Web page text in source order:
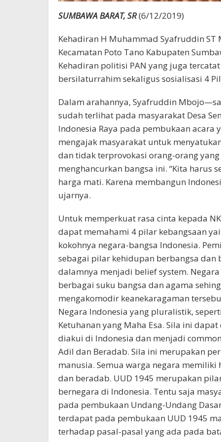
SUMBAWA BARAT, SR(6/12/2019)
Kehadiran H Muhammad Syafruddin ST
Kecamatan Poto Tano Kabupaten
Kehadiran politisi PAN yang juga
bersilaturrahim sekaligus sosialisasi 4
Dalam arahannya, Syafruddin
sudah terlihat pada masyarakat Desa
Indonesia Raya pada pembukaan acara
mengajak masyarakat untuk
dan tidak terprovokasi orang-orang
menghancurkan bangsa ini. “Kita harus
harga mati. Karena membangun
ujarnya.
Untuk memperkuat rasa cinta kepada
dapat memahami 4 pilar kebangsaan
kokohnya negara-bangsa Indonesia.
sebagai pilar kehidupan berbangsa dan
dalamnya menjadi belief system.
berbagai suku bangsa dan agama
mengakomodir keanekaragaman
Negara Indonesia yang pluralistik,
Ketuhanan yang Maha Esa. Sila ini
diakui di Indonesia dan menjadi
Adil dan Beradab. Sila ini merupakan
manusia. Semua warga negara
dan beradab. UUD 1945 merupakan
bernegara di Indonesia. Tentu saja
pada pembukaan Undang-Undang
terdapat pada pembukaan UUD 1945
terhadap pasal-pasal yang ada pada